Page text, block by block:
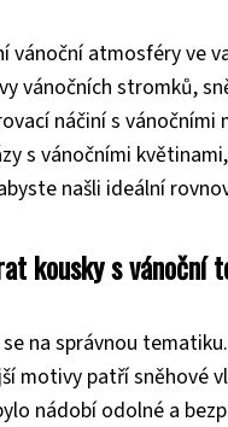
atmosféry ve
vánočních stromků,
náčiní s
s vánočními
našli ideální
kousky s vánoční
na správnou
motivy patří sněhové
nádobí odolné a